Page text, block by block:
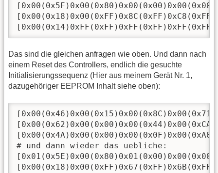
Das sind die gleichen anfragen wie oben. Und dann nach
einem Reset des Controllers, endlich die gesuchte
Initialisierungssequenz (Hier aus meinem Gerät Nr. 1,
dazugehöriger EEPROM Inhalt siehe oben):
# und dann wieder das uebliche: